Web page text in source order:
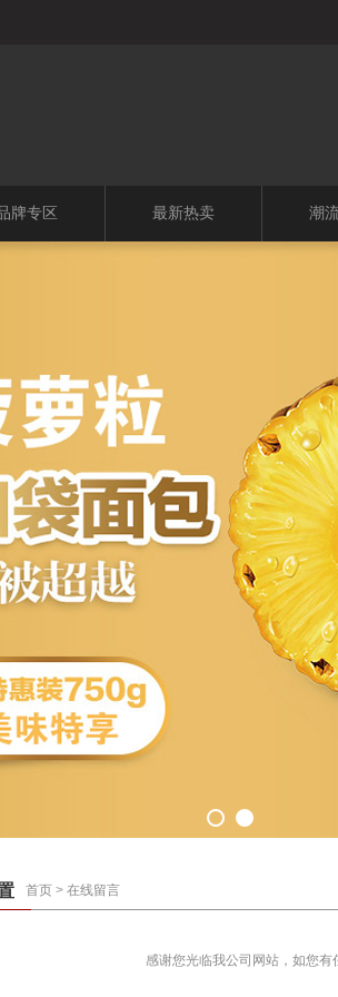
牌专区 最新热卖 潮
首页> 在线留言
感谢您光临我公司网站，如您有